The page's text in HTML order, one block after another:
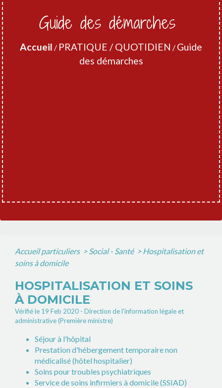
Guide des démarches
Accueil / PRATIQUE / QUOTIDIEN / Guide
des démarches
Accueil particuliers > Social - Santé > Hospitalisation et
soins à domicile
HOSPITALISATION ET SOINS
À DOMICILE
Vérifié le 19 Feb 2020 - Direction de l'information légale et
administrative (Première ministre)
Séjour à l'hôpital
Prestation d'hébergement temporaire non
médicalisé (hôtel hospitalier)
Soins pour troubles psychiatriques
Service de soins infirmiers à domicile (SSIAD)